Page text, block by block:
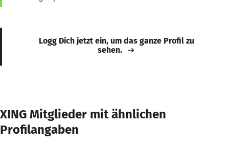
Logg Dich jetzt ein, um das ganze Profil zu
sehen.
XING Mitglieder mit ähnlichen
Profilangaben